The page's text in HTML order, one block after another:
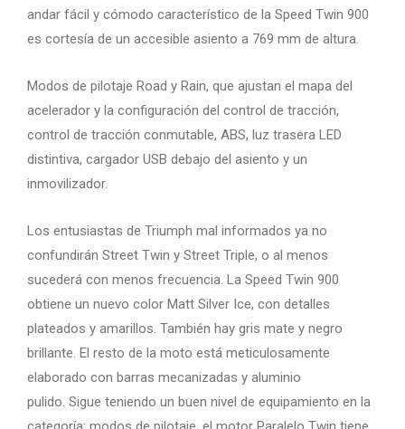
andar fácil y cómodo característico de la Speed ​​Twin 900
es cortesía de un accesible asiento a 769 mm de altura.
Modos de pilotaje Road y Rain, que ajustan el mapa del
acelerador y la configuración del control de tracción,
control de tracción conmutable, ABS, luz trasera LED
distintiva, cargador USB debajo del asiento y un
inmovilizador.
Los entusiastas de Triumph mal informados ya no
confundirán Street Twin y Street Triple, o al menos
sucederá con menos frecuencia. La Speed ​​Twin 900
obtiene un nuevo color Matt Silver Ice, con detalles
plateados y amarillos. También hay gris mate y negro
brillante. El resto de la moto está meticulosamente
elaborado con barras mecanizadas y aluminio
pulido. Sigue teniendo un buen nivel de equipamiento en la